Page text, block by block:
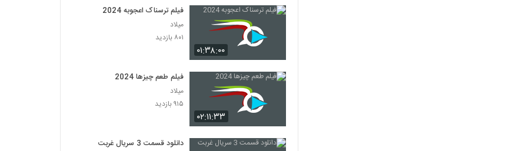
۰۱:۳۸:۰۰
فیلم ترسناک اعجوبه 2024
میلاد
۸۰۱ بازدید
۰۲:۱۱:۳۳
فیلم طعم چیزها 2024
میلاد
۹۱۵ بازدید
دانلود قسمت 3 سریال غربت